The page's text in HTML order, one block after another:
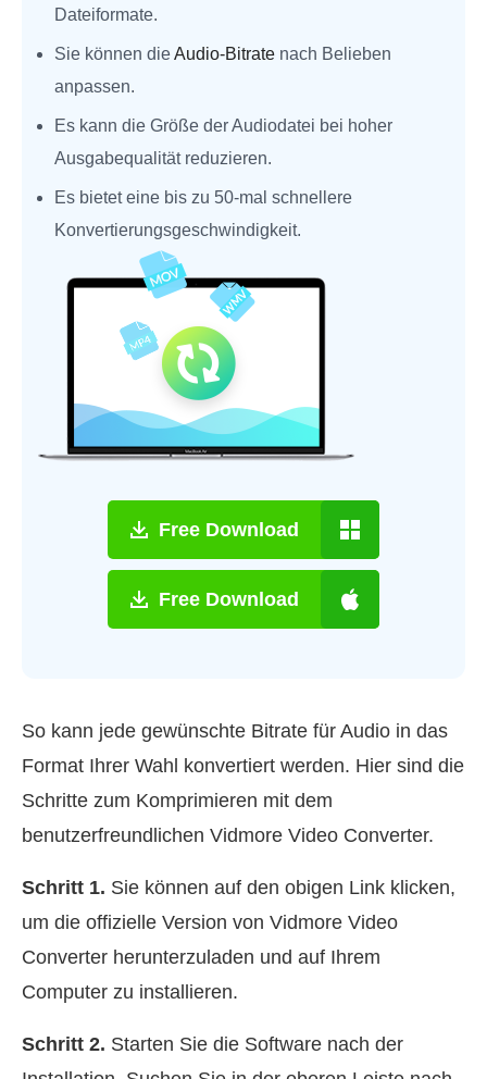
Dateiformate.
Sie können dieAudio-Bitrate nach Belieben
anpassen.
Es kann die Größe der Audiodatei bei hoher
Ausgabequalität reduzieren.
Es bietet eine bis zu 50‑mal schnellere
Konvertierungsgeschwindigkeit.
Free Download
Free Download
So kann jede gewünschte Bitrate für Audio in das
Format Ihrer Wahl konvertiert werden. Hier sind die
Schritte zum Komprimieren mit dem
benutzerfreundlichen Vidmore Video Converter.
Schritt 1. Sie können auf den obigen Link klicken,
um die offizielle Version von Vidmore Video
Converter herunterzuladen und auf Ihrem
Computer zu installieren.
Schritt 2. Starten Sie die Software nach der